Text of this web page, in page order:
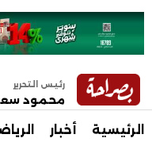
رئيس التحرير
محمود
الرئيسية أخبار